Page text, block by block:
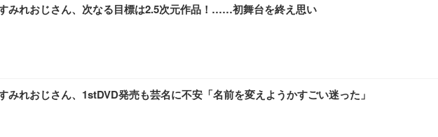
みれおじさん、次なる目標は2.5次元作品！……初舞台を終え思い
みれおじさん、1stDVD発売も芸名に不安「名前を変えようかすごい迷った」